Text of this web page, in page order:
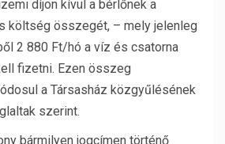
díjon kívül a bérlőnek a
költség összegét, – mely jelenleg
2 880 Ft/hó a víz és csatorna
fizetni. Ezen összeg
a Társasház közgyűlésének
szerint.
bármilyen jogcímen történő